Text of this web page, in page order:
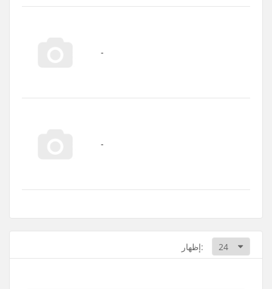
إظهار: